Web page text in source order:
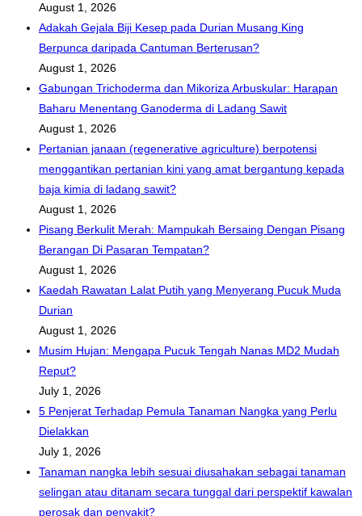
August 1, 2026
Adakah Gejala Biji Kesep pada Durian Musang King
Berpunca daripada Cantuman Berterusan?
August 1, 2026
Gabungan Trichoderma dan Mikoriza Arbuskular: Harapan
Baharu Menentang Ganoderma di Ladang Sawit
August 1, 2026
Pertanian janaan (regenerative agriculture) berpotensi
menggantikan pertanian kini yang amat bergantung kepada
baja kimia di ladang sawit?
August 1, 2026
Pisang Berkulit Merah: Mampukah Bersaing Dengan Pisang
Berangan Di Pasaran Tempatan?
August 1, 2026
Kaedah Rawatan Lalat Putih yang Menyerang Pucuk Muda
Durian
August 1, 2026
Musim Hujan: Mengapa Pucuk Tengah Nanas MD2 Mudah
Reput?
July 1, 2026
5 Penjerat Terhadap Pemula Tanaman Nangka yang Perlu
Dielakkan
July 1, 2026
Tanaman nangka lebih sesuai diusahakan sebagai tanaman
selingan atau ditanam secara tunggal dari perspektif kawalan
perosak dan penyakit?